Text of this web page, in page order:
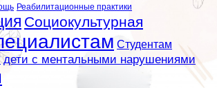
Реабилитационные практики
Социокультурная
Студентам
дети с ментальными нарушениями